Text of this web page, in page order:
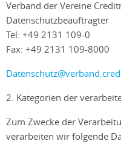
Verband der Vereine
Datenschutzbeauftragter
Tel: +49 2131 109-0
Fax: +49 2131 109-8000
2. Kategorien der
Zum Zwecke der
verarbeiten wir folgende